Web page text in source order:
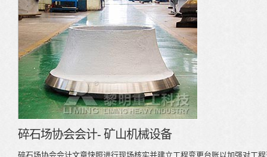
碎石场协会会计- 矿山机械设备
碎石场协会会计文章快照进行现场核实并建立工程变更台账以加强对工